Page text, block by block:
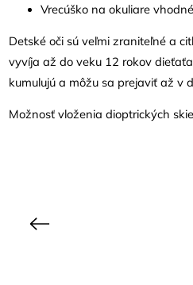
Vrecúško na okuliare
Detské oči sú veľmi zraniteľné a
vyvíja až do veku 12 rokov
kumulujú a môžu sa prejaviť až v
Možnosť vloženia dioptrických
Previous